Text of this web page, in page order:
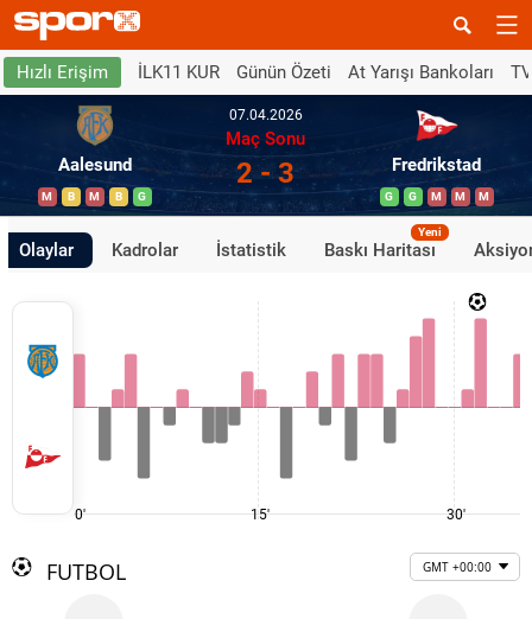
Hızlı Erişim İLK11 KUR Günün Özeti At Yarışı Bankoları
Aalesund
M B M B G
07.04.2026
Maç Sonu
2 - 3 Fredrikstad
G G M M M
Olaylar Kadrolar İstatistik Baskı Haritası
Yeni
0' 15' 30'
FUTBOL GMT +00:00